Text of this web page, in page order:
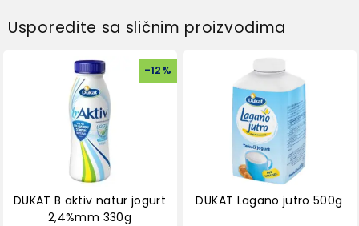
Usporedite sa sličnim proizvodima
-12%
DUKAT B aktiv natur jogurt
2,4%mm 330g
DUKAT Lagano jutro 500g